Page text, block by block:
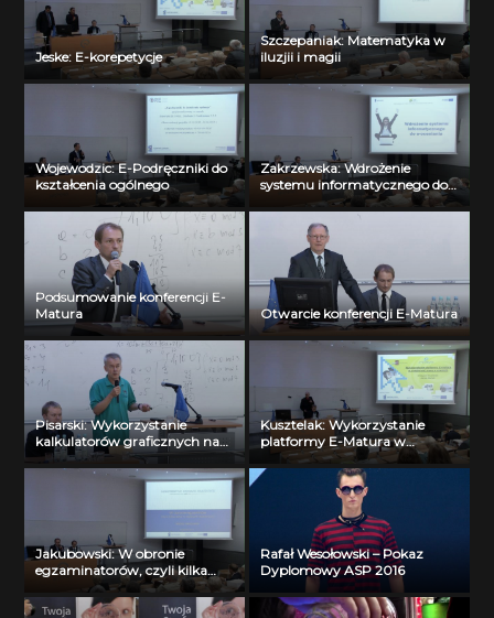
Jeske: E-korepetycje
Szczepaniak: Matematyka w
iluzjii i magii
Wojewodzic: E-Podręczniki do
kształcenia ogólnego
Zakrzewska: Wdrożenie
systemu informatycznego do
e-oceniania
Podsumowanie konferencji E-
Matura
Otwarcie konferencji E-Matura
Pisarski: Wykorzystanie
kalkulatorów graficznych na
lekcjach matematyki
Kusztelak: Wykorzystanie
platformy E-Matura w
codziennej pracy z uczniem
Jakubowski: W obronie
egzaminatorów, czyli kilka
słów w obronie testowania
Rafał Wesołowski – Pokaz
Dyplomowy ASP 2016